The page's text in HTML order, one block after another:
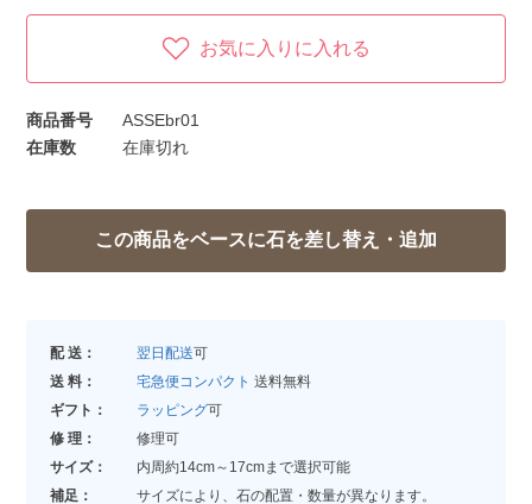
お気に入りに入れる
商品番号
ASSEbr01
在庫数
在庫切れ
配 送： 翌日配送可
送 料：
宅急便コンパクト 送料無料
ギフト：
ラッピング可
修 理：
修理可
サイズ：
内周約14cm～17cmまで選択可能
補足：
サイズにより、石の配置・数量が異なります。